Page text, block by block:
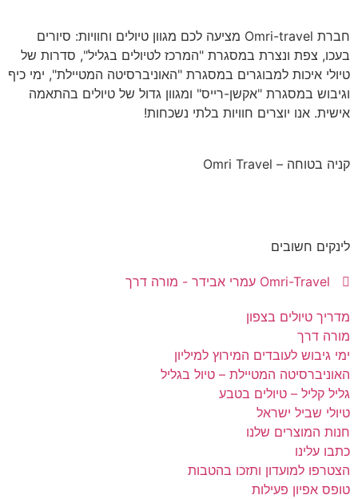
חברת Omri-travel מציעה לכם מגוון טיולים וחוויות: סיורים
בעכו, צפת ונצרת במסגרת "המרכז לטיולים בגליל", סדרות של
טיולי איכות למבוגרים במסגרת "האוניברסיטה המטיילת", ימי כיף
וגיבוש במסגרת "אקשן-רייס" ומגוון גדול של טיולים בהתאמה
אישית. אנו יוצרים חוויות בלתי נשכחות!
קניה בטוחה – Omri Travel
לינקים חשובים
Omri-Travel עמרי אבידר - מורה דרך
מדריך טיולים בצפון
מורה דרך
ימי גיבוש לעובדים המירוץ למיליון
האוניברסיטה המטיילת – טיול בגליל
גליל קליל – טיולים בטבע
טיולי שביל ישראל
חנות המוצרים שלנו
כתבו עלינו
הצטרפו למועדון ותזכו בהטבות
טופס אפיון פעילות